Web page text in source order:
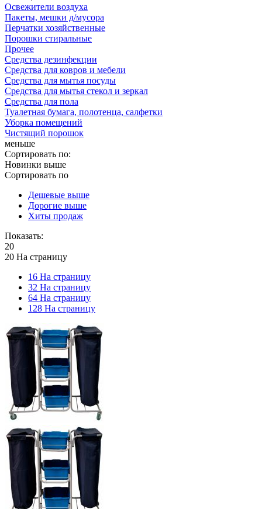
Освежители воздуха
Пакеты, мешки д/мусора
Перчатки хозяйственные
Порошки стиральные
Прочее
Средства дезинфекции
Средства для ковров и мебели
Средства для мытья посуды
Средства для мытья стекол и зеркал
Средства для пола
Туалетная бумага, полотенца, салфетки
Уборка помещений
Чистящий порошок
меньше
Сортировать по:
Новинки выше
Сортировать по
Дешевые выше
Дорогие выше
Хиты продаж
Показать:
20
20 На страницу
16 На страницу
32 На страницу
64 На страницу
128 На страницу